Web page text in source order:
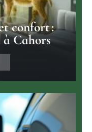
confort :
à Cahors